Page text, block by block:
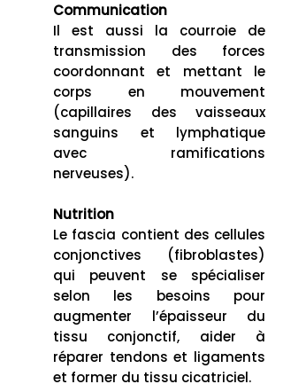
Communication
Il est aussi la courroie de
transmission des forces
coordonnant et mettant le
corps en mouvement
(capillaires des vaisseaux
sanguins et lymphatique
avec ramifications
nerveuses).
Nutrition
Le fascia contient des cellules
conjonctives (fibroblastes)
qui peuvent se spécialiser
selon les besoins pour
augmenter l’épaisseur du
tissu conjonctif, aider à
réparer tendons et ligaments
et former du tissu cicatriciel.